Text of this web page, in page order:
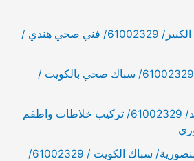
رقم فني صحي مبارك الكبير/ 61002329/ فني صحي هندي /
سباك صحي الرميثية/ 61002329/ سباك صحي بالكويت /
فني صحي صباح الأحمد/ 61002329/ تركيب خلاطات واطقم
رقم سباك بالكويت المنصورية/ سباك الكويت / 61002329/